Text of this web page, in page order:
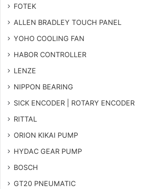
FOTEK
ALLEN BRADLEY TOUCH PANEL
YOHO COOLING FAN
HABOR CONTROLLER
LENZE
NIPPON BEARING
SICK ENCODER | ROTARY ENCODER
RITTAL
ORION KIKAI PUMP
HYDAC GEAR PUMP
BOSCH
GT20 PNEUMATIC